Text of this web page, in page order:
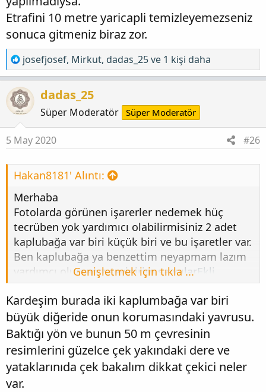
Etrafini 10 metre yaricapli temizleyemezseniz
sonuca gitmeniz biraz zor.
T
e
p
k
i
l
e
r
:
josefjosef, Mirkut, dadas_25ve 1 kişi daha
dadas_25
Süper Moderatör Süper Moderatör
5 May 2020 #26
Hakan8181' Alıntı:
Merhaba
Fotolarda görünen işarerler nedemek hüç
tecrüben yok yardımıcı olabilirmisiniz 2 adet
kaplubağa var biri küçük biri ve bu işaretler var.
Ben kaplubağa ya benzettim neyapmam lazım
yardımcı olursanız sevinirim saygılarEkli
dosyayı görüntüle 277263
Genişletmek için tıkla ...
Kardeşim burada iki kaplumbağa var biri
büyük diğeride onun korumasındaki yavrusu.
Baktığı yön ve bunun 50 m çevresinin
resimlerini güzelce çek yakındaki dere ve
yataklarınıda çek bakalım dikkat çekici neler
var.